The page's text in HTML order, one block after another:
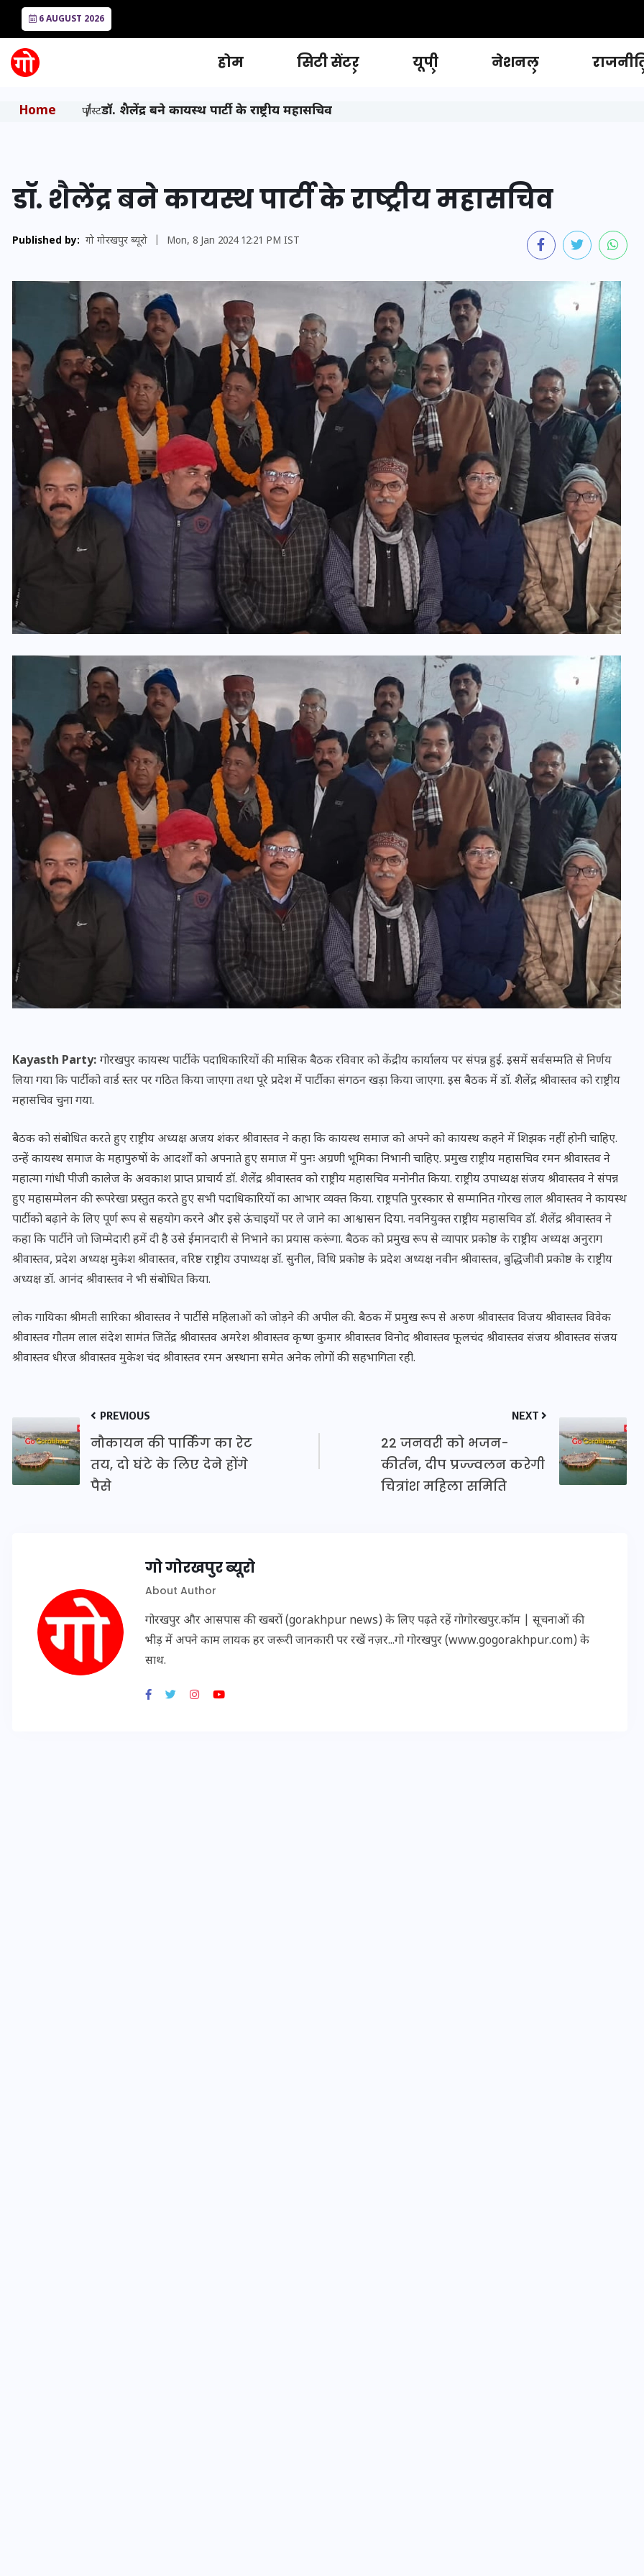
6 AUGUST 2026
होम सिटी सेंटर यूपी नेशनल
Home पोस्टडॉ. शैलेंद्र बने कायस्थ पार्टी के राष्ट्रीय महासचिव
डॉ. शैलेंद्र बने कायस्थ पार्टी के राष्ट्रीय महासचिव
Published by: गो गोरखपुर ब्यूरो Mon, 8 Jan 2024 12:21 PM IST
Kayasth Party: गोरखपुर कायस्थ पार्टी के पदाधिकारियों की मासिक बैठक रविवार को केंद्रीय कार्यालय पर संपन्न हुई. इसमें सर्वसम्मति से निर्णय
लिया गया कि पार्टी को वार्ड स्तर पर गठित किया जाएगा तथा पूरे प्रदेश में पार्टी का संगठन खड़ा किया जाएगा. इस बैठक में डॉ. शैलेंद्र श्रीवास्तव को राष्ट्रीय
महासचिव चुना गया.
बैठक को संबोधित करते हुए राष्ट्रीय अध्यक्ष अजय शंकर श्रीवास्तव ने कहा कि कायस्थ समाज को अपने को कायस्थ कहने में शिझक नहीं होनी चाहिए.
उन्हें कायस्थ समाज के महापुरुषों के आदर्शों को अपनाते हुए समाज में पुनः अग्रणी भूमिका निभानी चाहिए. प्रमुख राष्ट्रीय महासचिव रमन श्रीवास्तव ने
महात्मा गांधी पीजी कालेज के अवकाश प्राप्त प्राचार्य डॉ. शैलेंद्र श्रीवास्तव को राष्ट्रीय महासचिव मनोनीत किया. राष्ट्रीय उपाध्यक्ष संजय श्रीवास्तव ने संपन्न
हुए महासम्मेलन की रूपरेखा प्रस्तुत करते हुए सभी पदाधिकारियों का आभार व्यक्त किया. राष्ट्रपति पुरस्कार से सम्मानित गोरख लाल श्रीवास्तव ने कायस्थ
पार्टी को बढ़ाने के लिए पूर्ण रूप से सहयोग करने और इसे ऊंचाइयों पर ले जाने का आश्वासन दिया. नवनियुक्त राष्ट्रीय महासचिव डॉ. शैलेंद्र श्रीवास्तव ने
कहा कि पार्टी ने जो जिम्मेदारी हमें दी है उसे ईमानदारी से निभाने का प्रयास करूंगा. बैठक को प्रमुख रूप से व्यापार प्रकोष्ठ के राष्ट्रीय अध्यक्ष अनुराग
श्रीवास्तव, प्रदेश अध्यक्ष मुकेश श्रीवास्तव, वरिष्ठ राष्ट्रीय उपाध्यक्ष डॉ. सुनील, विधि प्रकोष्ठ के प्रदेश अध्यक्ष नवीन श्रीवास्तव, बुद्धिजीवी प्रकोष्ठ के राष्ट्रीय
अध्यक्ष डॉ. आनंद श्रीवास्तव ने भी संबोधित किया.
लोक गायिका श्रीमती सारिका श्रीवास्तव ने पार्टी से महिलाओं को जोड़ने की अपील की. बैठक में प्रमुख रूप से अरुण श्रीवास्तव विजय श्रीवास्तव विवेक
श्रीवास्तव गौतम लाल संदेश सामंत जितेंद्र श्रीवास्तव अमरेश श्रीवास्तव कृष्ण कुमार श्रीवास्तव विनोद श्रीवास्तव फूलचंद श्रीवास्तव संजय श्रीवास्तव संजय
श्रीवास्तव धीरज श्रीवास्तव मुकेश चंद श्रीवास्तव रमन अस्थाना समेत अनेक लोगों की सहभागिता रही.
PREVIOUS
नौकायन की पार्किंग का रेट
तय, दो घंटे के लिए देने होंगे
पैसे
NEXT
22 जनवरी को भजन-
कीर्तन, दीप प्रज्ज्वलन करेगी
चित्रांश महिला समिति
गो गोरखपुर ब्यूरो
About Author
गोरखपुर और आसपास की खबरों (gorakhpur news) के लिए पढ़ते रहें गोगोरखपुर.कॉम | सूचनाओं की
भीड़ में अपने काम लायक हर जरूरी जानकारी पर रखें नज़र...गो गोरखपुर (www.gogorakhpur.com) के
साथ.
यूपी लेखपाल भर्ती: ओबीसी को
मिली बड़ी राहत, 2158 पदों पर
बंपर वैकेंसी, जनरल कोटे में भारी
29 दिसम्बर 2025
वोटर लिस्ट पुनरीक्षण कार्यक्रम में
हुआ बदलाव, देखें नई तारीखों की
पूरी लिस्ट
30 दिसम्बर 2025
भारत में स्टारलिंक की लैंडिंग में
अड़चन: डेटा सिक्योरिटी और
स्पेक्ट्रम की कीमत पर फंसा पेंच,
आया बड़ा अपडेट
30 दिसम्बर 2025
भारत में स्टारलिंक की लैंडिंग में
अड़चन: डेटा सिक्योरिटी और
स्पेक्ट्रम की कीमत पर फंसा पेंच,
आया बड़ा अपडेट
30 दिसम्बर 2025
UPSSSC Lekhpal Recruitment
2025: यूपी में लेखपाल के पदों
पर बंपर भर्ती का विज्ञापन जारी,
जानें कब से शुरू होंगे आवेदन
UPSSSC Lekhpal Recruitment
2025: यूपी में लेखपाल के पदों
पर बंपर भर्ती का विज्ञापन जारी,
जानें कब से शुरू होंगे आवेदन
हुए बृजभूषण सिंह, कहा-यहीं
तपकर बना सोना
20 जनवरी 2026 20 जनवरी 2026